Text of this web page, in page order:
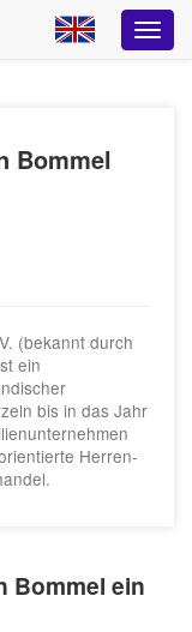
Bommel
(bekannt durch
ein
bis in das Jahr
Herren-
Bommel ein